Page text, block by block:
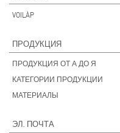
VOILÀP
ПРОДУКЦИЯ
ПРОДУКЦИЯ ОТ А ДО Я
КАТЕГОРИИ ПРОДУКЦИИ
МАТЕРИАЛЫ
ЭЛ. ПОЧТА